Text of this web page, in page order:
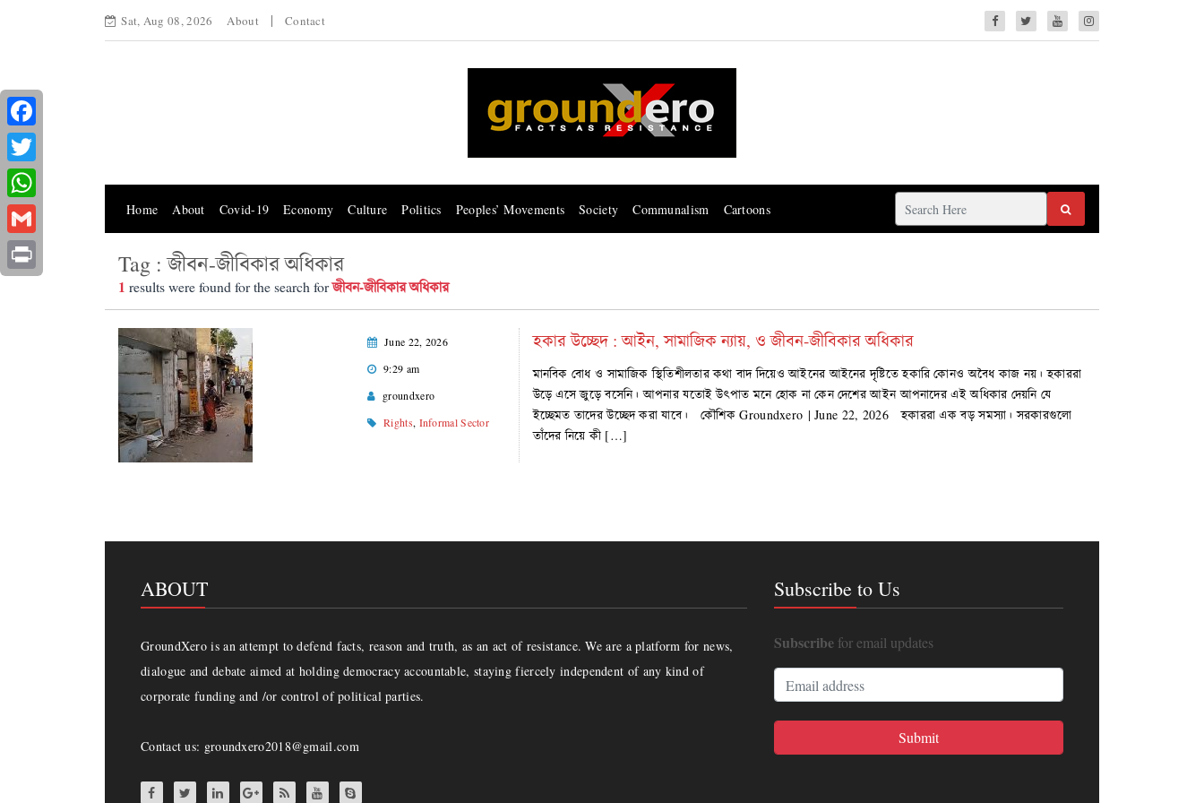
Sat, Aug 08, 2026 About Contact
Home About Covid-19 Economy Culture Politics Peoples’ Movements Society Communalism Cartoons
Tag : জীবন-জীবিকার অধিকার
1 results were found for the search forজীবন-জীবিকার অধিকার
June 22, 2026
9:29 am
groundxero
Rights, Informal Sector
হকার উচ্ছেদ : আইন, সামাজিক ন্যায়, ও জীবন-জীবিকার অধিকার
মানবিক বোধ ও সামাজিক স্থিতিশীলতার কথা বাদ দিয়েও আইনের আইনের দৃষ্টিতে হকারি কোনও অবৈধ কাজ নয়। হকাররা
উড়ে এসে জুড়ে বসেনি। আপনার যতোই উৎপাত মনে হোক না কেন দেশের আইন আপনাদের এই অধিকার দেয়নি যে
ইচ্ছেমত তাদের উচ্ছেদ করা যাবে। কৌশিক Groundxero | June 22, 2026 হকাররা এক বড় সমস্যা। সরকারগুলো
তাঁদের নিয়ে কী […]
ABOUT
GroundXero is an attempt to defend facts, reason and truth, as an act of resistance. We are a platform for news,
dialogue and debate aimed at holding democracy accountable, staying fiercely independent of any kind of
corporate funding and /or control of political parties.
Contact us: groundxero2018@gmail.com
Subscribe to Us
Subscribefor email updates
Facebook
Twitter
WhatsApp
Gmail